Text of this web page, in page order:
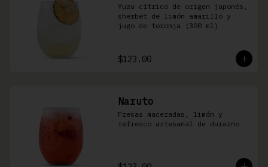
Yuzu cítrico de origen japonés,
sherbet de limón amarillo y
jugo de toronja (300 ml)
$123.00
Naruto
Fresas maceradas, limón y
refresco artesanal de durazno